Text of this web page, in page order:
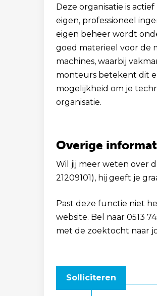
Deze organisatie is
eigen, professioneel
eigen beheer wordt
goed materieel voor de
machines, waarbij
monteurs betekent dit
mogelijkheid om je
organisatie.
Overige
Wil jij meer weten over
21209101), hij geeft je
Past deze functie niet
website. Bel naar 0513
met de zoektocht naar
Solliciteren